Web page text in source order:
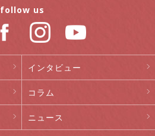
インタビュー
コラム
ニュース
follow us